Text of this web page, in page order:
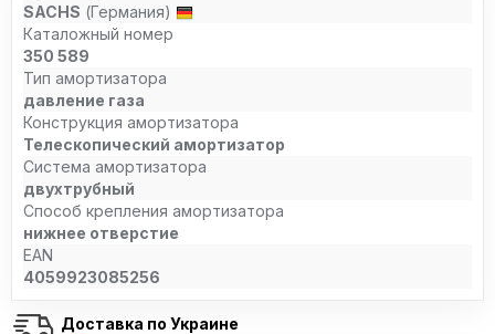
SACHS (Германия)
Каталожный номер
350 589
Тип амортизатора
давление газа
Конструкция амортизатора
Телескопический амортизатор
Система амортизатора
двухтрубный
Способ крепления амортизатора
нижнее отверстие
EAN
4059923085256
Доставка по Украине